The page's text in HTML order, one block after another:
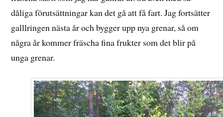
dåliga förutsättningar kan det gå att få fart. Jag fortsätter
galllringen nästa år och bygger upp nya grenar, så om
några år kommer fräscha fina frukter som det blir på
unga grenar.